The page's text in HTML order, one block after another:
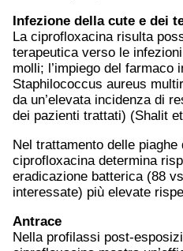
Infezione della cute e dei
La ciprofloxacina risulta
terapeutica verso le
molli; l’impiego del farmaco
Staphilococcus aureus
da un’elevata incidenza di
dei pazienti trattati) (Shalit
Nel trattamento delle piaghe
ciprofloxacina determina
eradicazione batterica (88
interessate) più elevate
Antrace
Nella profilassi post-